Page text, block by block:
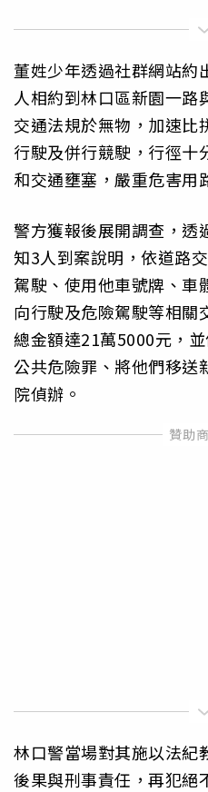
董姓少年透過社群網站約
人相約到林口區新園一
交通法規於無物，加速比
行駛及併行競駛，行徑十
和交通壅塞，嚴重危害用
警方獲報後展開調查，透
知3人到案說明，依道路
駕駛、使用他車號牌、車
向行駛及危險駕駛等相關
總金額達21萬5000元，
公共危險罪、將他們移送
院偵辦。
林口警當場對其施以法紀
後果與刑事責任，再犯絕